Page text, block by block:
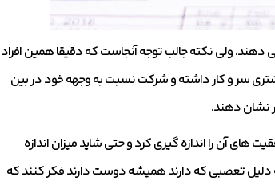
می دهند. ولی نکته جالب توجه آنجاست که دقیقا همین افراد
سر و کار داشته و شرکت نسبت به وجهه خود در بین
نشان دهند.
های آن را اندازه گیری کرد و حتی شاید میزان اندازه
تعصبی که دارند همیشه دوست دارند فکر کنند که